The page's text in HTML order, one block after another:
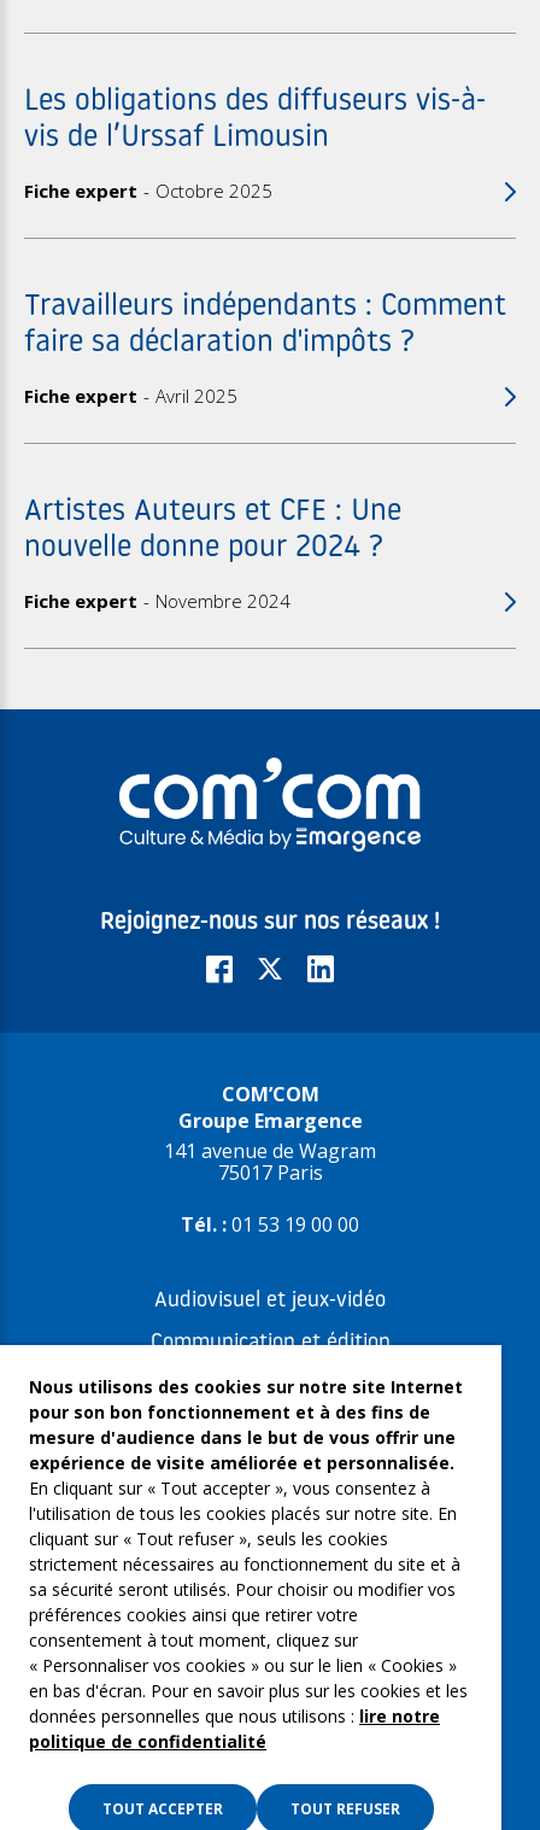
Les obligations des diffuseurs vis-à-
vis de l’Urssaf Limousin
Fiche expert Octobre 2025
Travailleurs indépendants : Comment
faire sa déclaration d'impôts ?
Fiche expert Avril 2025
Artistes Auteurs et CFE : Une
nouvelle donne pour 2024 ?
Fiche expert Novembre 2024
Rejoignez-nous sur nos réseaux !
COM’COM
Groupe Emargence
141 avenue de Wagram
75017 Paris
Tél. :01 53 19 00 00
Audiovisuel et jeux-vidéo
Communication et édition
Freelances et artistes-auteurs
Musique et spectacles
Qui sommes-nous ?
Groupe Emargence
C’moi le chef
Actualités
Contactez nous
Mentions légales
Gestion des cookies
Nous utilisons des cookies sur notre site Internet
pour son bon fonctionnement et à des fins de
mesure d'audience dans le but de vous offrir une
expérience de visite améliorée et personnalisée.
En cliquant sur « Tout accepter », vous consentez à
l'utilisation de tous les cookies placés sur notre site. En
cliquant sur « Tout refuser », seuls les cookies
strictement nécessaires au fonctionnement du site et à
sa sécurité seront utilisés. Pour choisir ou modifier vos
préférences cookies ainsi que retirer votre
consentement à tout moment, cliquez sur
« Personnaliser vos cookies » ou sur le lien « Cookies »
en bas d'écran. Pour en savoir plus sur les cookies et les
données personnelles que nous utilisons : lire notre
politique de confidentialité
TOUT ACCEPTER TOUT REFUSER